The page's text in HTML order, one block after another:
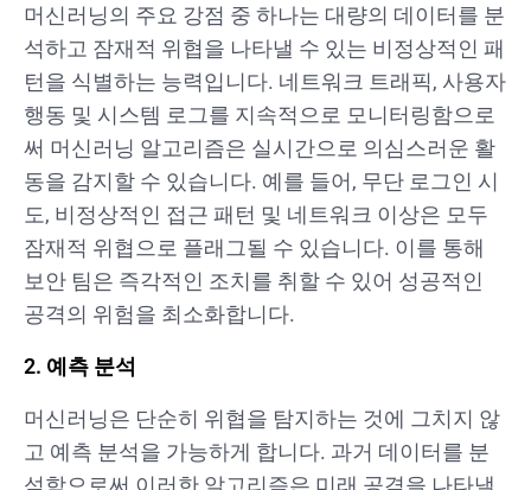
머신러닝의 주요 강점 중 하나는 대량의 데이터를 분
석하고 잠재적 위협을 나타낼 수 있는 비정상적인 패
턴을 식별하는 능력입니다. 네트워크 트래픽, 사용자
행동 및 시스템 로그를 지속적으로 모니터링함으로
써 머신러닝 알고리즘은 실시간으로 의심스러운 활
동을 감지할 수 있습니다. 예를 들어, 무단 로그인 시
도, 비정상적인 접근 패턴 및 네트워크 이상은 모두
잠재적 위협으로 플래그될 수 있습니다. 이를 통해
보안 팀은 즉각적인 조치를 취할 수 있어 성공적인
공격의 위험을 최소화합니다.
2. 예측 분석
머신러닝은 단순히 위협을 탐지하는 것에 그치지 않
고 예측 분석을 가능하게 합니다. 과거 데이터를 분
석함으로써 이러한 알고리즘은 미래 공격을 나타낼